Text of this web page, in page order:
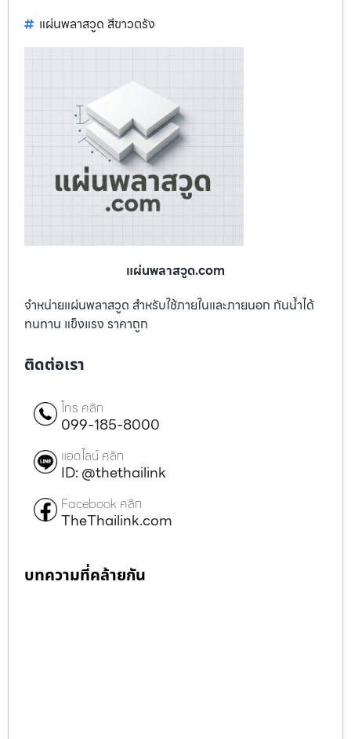
แผ่นพลาสวูด สีขาวตรัง
แผ่นพลาสวูด.com
จำหน่ายแผ่นพลาสวูด สำหรับใช้ภายในและภายนอก กันน้ำได้
ทนทาน แข็งแรง ราคาถูก
ติดต่อเรา
โทร คลิก
099-185-8000
แอดไลน์ คลิก
ID: @thethailink
Facebook คลิก
TheThailink.com
บทความที่คล้ายกัน